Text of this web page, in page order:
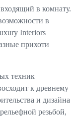
в комнату.
в
Interiors
прихоти
техник
к древнему
и дизайна
резьбой,